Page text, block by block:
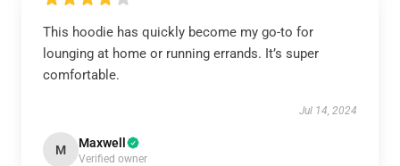
This hoodie has quickly become my go-to for
lounging at home or running errands. It’s super
comfortable.
Jul 14, 2024
M Maxwell
Verified owner